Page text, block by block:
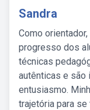
Sandra
Como
progresso dos
técnicas
autênticas e são
entusiasmo.
trajetória para se